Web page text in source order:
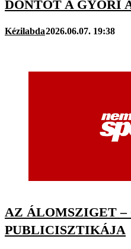
DÖNTŐT A GYŐRI
Kézilabda2026.06.07. 19:38
AZ ÁLOMSZIGET
PUBLICISZTIKÁJA